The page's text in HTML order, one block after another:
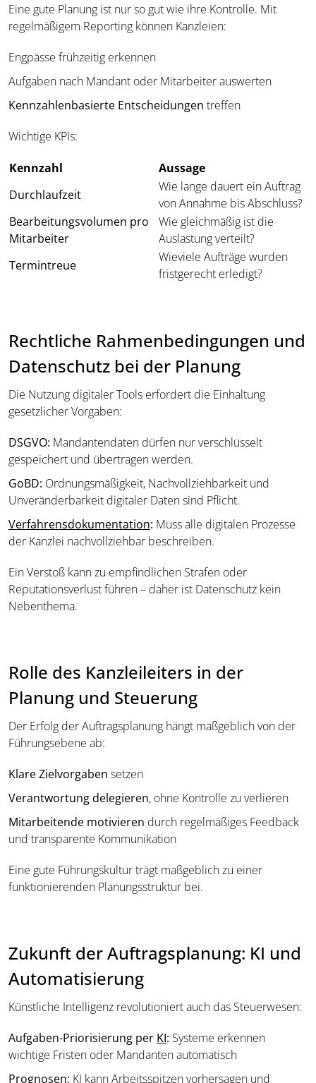
Eine gute Planung ist nur so gut wie ihre Kontrolle. Mit
regelmäßigem Reporting können Kanzleien:
Engpässe frühzeitig erkennen
Aufgaben nach Mandant oder Mitarbeiter auswerten
Kennzahlenbasierte Entscheidungen treffen
Wichtige KPIs:
Kennzahl
Aussage
Durchlaufzeit
Wie lange dauert ein Auftrag
von Annahme bis Abschluss?
Bearbeitungsvolumen pro
Mitarbeiter
Wie gleichmäßig ist die
Auslastung verteilt?
Termintreue
Wieviele Aufträge wurden
fristgerecht erledigt?
Rechtliche Rahmenbedingungen und
Datenschutz bei der Planung
Die Nutzung digitaler Tools erfordert die Einhaltung
gesetzlicher Vorgaben:
DSGVO: Mandantendaten dürfen nur verschlüsselt
gespeichert und übertragen werden.
GoBD: Ordnungsmäßigkeit, Nachvollziehbarkeit und
Unveränderbarkeit digitaler Daten sind Pflicht.
Verfahrensdokumentation: Muss alle digitalen Prozesse
der Kanzlei nachvollziehbar beschreiben.
Ein Verstoß kann zu empfindlichen Strafen oder
Reputationsverlust führen – daher ist Datenschutz kein
Nebenthema.
Rolle des Kanzleileiters in der
Planung und Steuerung
Der Erfolg der Auftragsplanung hängt maßgeblich von der
Führungsebene ab:
Klare Zielvorgaben setzen
Verantwortung delegieren, ohne Kontrolle zu verlieren
Mitarbeitende motivieren durch regelmäßiges Feedback
und transparente Kommunikation
Eine gute Führungskultur trägt maßgeblich zu einer
funktionierenden Planungsstruktur bei.
Zukunft der Auftragsplanung: KI und
Automatisierung
Künstliche Intelligenz revolutioniert auch das Steuerwesen:
Aufgaben-Priorisierung per KI: Systeme erkennen
wichtige Fristen oder Mandanten automatisch
Prognosen: KI kann Arbeitsspitzen vorhersagen und